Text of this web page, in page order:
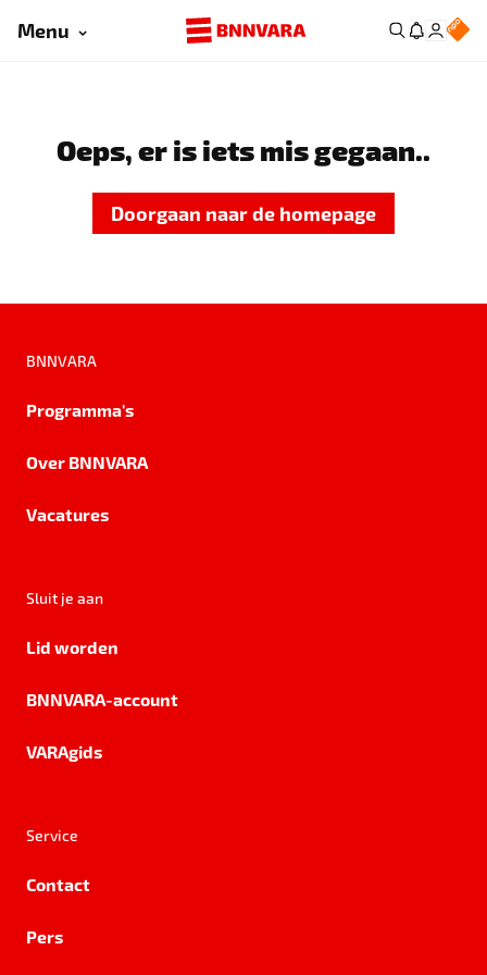
Menu
Oeps, er is iets mis gegaan..
Doorgaan naar de homepage
BNNVARA
Programma's
Over BNNVARA
Vacatures
Sluit je aan
Lid worden
BNNVARA-account
VARAgids
Service
Contact
Pers